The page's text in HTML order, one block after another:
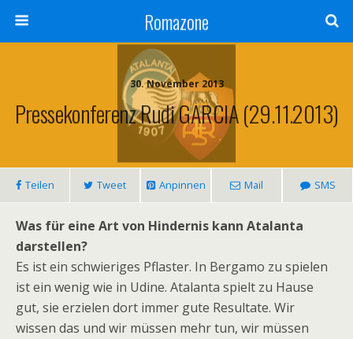
Romazone
30. November 2013
Pressekonferenz Rudi GARCIA (29.11.2013)
Teilen Tweet Anpinnen Mail SMS
Was für eine Art von Hindernis kann Atalanta
darstellen?
Es ist ein schwieriges Pflaster. In Bergamo zu spielen
ist ein wenig wie in Udine. Atalanta spielt zu Hause
gut, sie erzielen dort immer gute Resultate. Wir
wissen das und wir müssen mehr tun, wir müssen